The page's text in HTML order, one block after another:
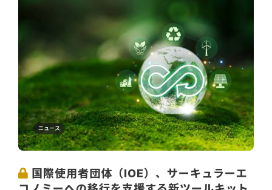
ニュース
国際使用者団体（IOE）、サーキュラーエ